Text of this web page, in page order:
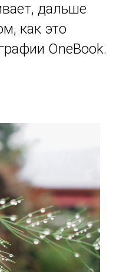
дальше
как это
OneBook.